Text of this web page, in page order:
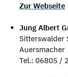
Zur Webseite
Jung Albert
Sitterswalder
Auersmacher
Tel.: 06805 /